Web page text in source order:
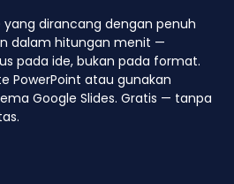
dirancang dengan penuh
dalam hitungan menit —
pada ide, bukan pada format.
PowerPoint atau gunakan
Google Slides. Gratis — tanpa